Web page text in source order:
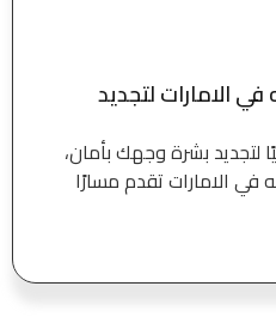
في الامارات لتجديد
لتجديد بشرة وجهك بأمان،
في الامارات تقدم مسارًا